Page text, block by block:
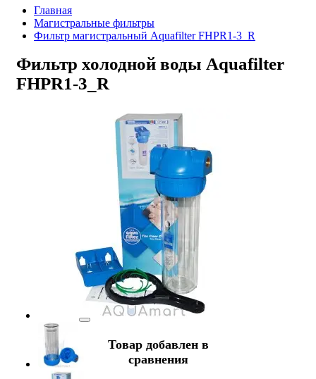
Главная
Магистральные фильтры
Фильтр магистральный Aquafilter FHPR1-3_R
Фильтр холодной воды Aquafilter
FHPR1-3_R
Товар добавлен в
сравнения